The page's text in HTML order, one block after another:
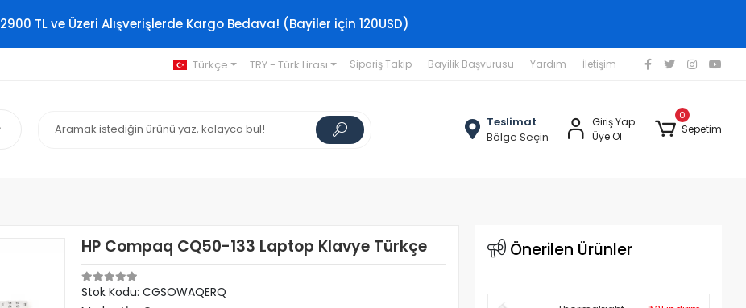
2900 TL ve Üzeri Alışverişlerde Kargo Bedava! (Bayiler için 120USD)
Türkçe TRY - Türk Lirası Sipariş Takip Bayilik Başvurusu Yardım İletişim
Teslimat
Bölge Seçin
Giriş Yap
Üye Ol
0
Sepetim
HP Compaq CQ50-133 Laptop Klavye Türkçe
Stok Kodu: CGSOWAQERQ
Önerilen Ürünler